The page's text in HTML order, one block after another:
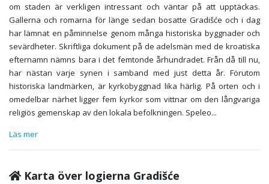
om staden är verkligen intressant och väntar på att upptäckas.
Gallerna och romarna för länge sedan bosatte Gradišće och i dag
har lämnat en påminnelse genom många historiska byggnader och
sevärdheter. Skriftliga dokument på de adelsmän med de kroatiska
efternamn nämns bara i det femtonde århundradet. Från då till nu,
har nästan varje synen i samband med just detta år. Förutom
historiska landmärken, är kyrkobyggnad lika härlig. På orten och i
omedelbar närhet ligger fem kyrkor som vittnar om den långvariga
religiös gemenskap av den lokala befolkningen. Speleo...
Läs mer
Karta över logierna Gradišće